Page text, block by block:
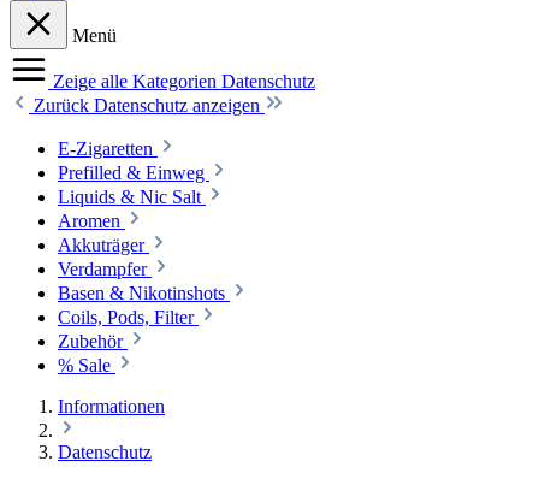
Menü
Zeige alle Kategorien Datenschutz
Zurück Datenschutz anzeigen
E-Zigaretten
Prefilled & Einweg
Liquids & Nic Salt
Aromen
Akkuträger
Verdampfer
Basen & Nikotinshots
Coils, Pods, Filter
Zubehör
% Sale
Informationen
Datenschutz